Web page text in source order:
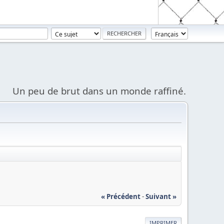
Un peu de brut dans un monde raffiné.
« Précédent-Suivant »
IMPRIMER